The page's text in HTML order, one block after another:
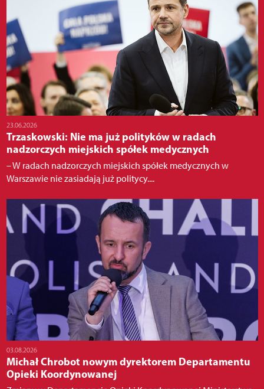
23.06.2026
Trzaskowski: Nie ma już polityków w radach
nadzorczych miejskich spółek medycznych
– W radach nadzorczych miejskich spółek medycznych w
Warszawie nie zasiadają już politycy....
03.08.2026
Michał Chrobot nowym dyrektorem Departamentu
Opieki Koordynowanej